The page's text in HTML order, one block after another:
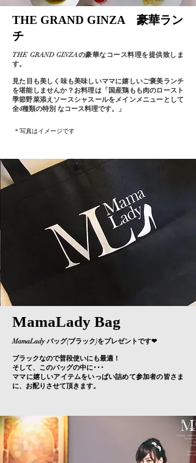
THE GRAND GINZA 豪華ラン
チ
THE GRAND GINZAの豪華なコース料理を提供致しま
す。
​見た目も美しく味も美味しいママに嬉しいご褒美ランチ
を堪能しませんか？​お料理は「国産鶏もも肉のロースト
季節野菜添えソースシャスールをメインメニューとして
全4種類の特別 なコース料理です。」
＊写真はイメージです
MamaLady Bag
MamaLady バッグ(ブラック)を プレゼントです❤
ブラックなので普段使いにも最適！
そして、このバッグの中に･･･
​ママに嬉しいアイテムをいっぱい詰めて参加者の皆さま
に、お配りさせて頂きます。